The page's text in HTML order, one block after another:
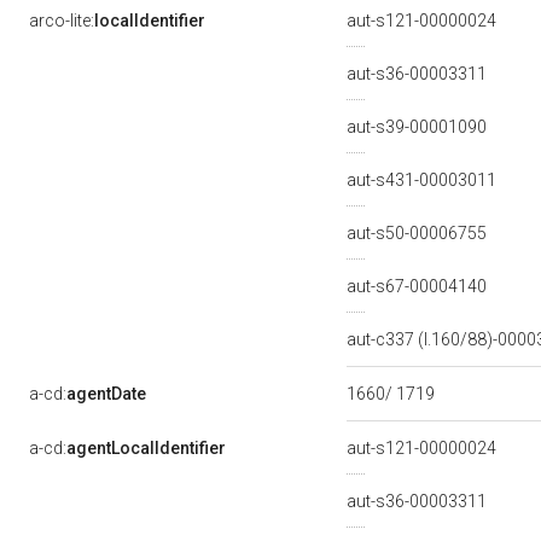
arco-lite: localIdentifier aut-s121-00000024
aut-s36-00003311
aut-s39-00001090
aut-s431-00003011
aut-s50-00006755
aut-s67-00004140
aut-c337 (l.160/88)-
a-cd:agentDate 1660/ 1719
a-cd:agentLocalIdentifier aut-s121-00000024
aut-s36-00003311